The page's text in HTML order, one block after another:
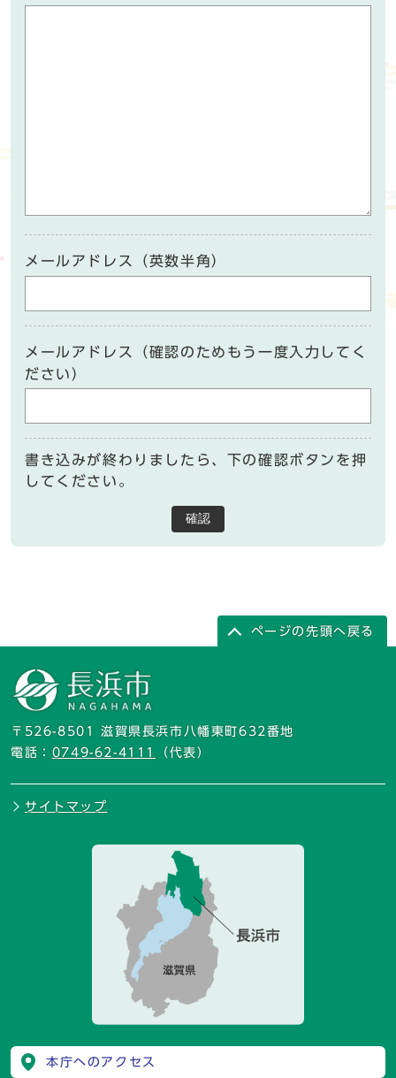
メールアドレス（英数半角）
メールアドレス（確認のためもう一度入力してく
ださい）
書き込みが終わりましたら、下の確認ボタンを押
してください。
確認
ページの先頭へ戻る
〒526-8501 滋賀県長浜市八幡東町632番地
電話： 0749-62-4111 （代表）
サイトマップ
本庁へのアクセス